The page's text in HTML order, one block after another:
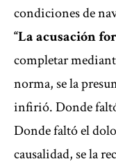
condiciones de
“La acusación
completar
norma, se la
infirió. Donde
Donde faltó el
causalidad, se la